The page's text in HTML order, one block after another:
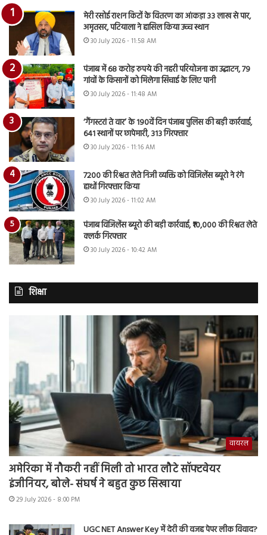
मेरी रसोई राशन किटों के वितरण का आंकड़ा 33 लाख से पार,
अमृतसर, पटियाला ने हासिल किया उच्च स्थान
30 July 2026 - 11:58 AM
पंजाब में 68 करोड़ रुपये की नहरी परियोजना का उद्घाटन, 79
गांवों के किसानों को मिलेगा सिंचाई के लिए पानी
30 July 2026 - 11:48 AM
‘गैंगस्टरां ते वार’ के 190वें दिन पंजाब पुलिस की बड़ी कार्रवाई,
641 स्थानों पर छापेमारी, 313 गिरफ्तार
30 July 2026 - 11:16 AM
7200 की रिश्वत लेते निजी व्यक्ति को विजिलेंस ब्यूरो ने रंगे
हाथों गिरफ्तार किया
30 July 2026 - 11:02 AM
पंजाब विजिलेंस ब्यूरो की बड़ी कार्रवाई, ₹10,000 की रिश्वत लेते
क्लर्क गिरफ्तार
30 July 2026 - 10:42 AM
शिक्षा
वायरल
अमेरिका में नौकरी नहीं मिली तो भारत लौटे सॉफ्टवेयर
इंजीनियर, बोले- संघर्ष ने बहुत कुछ सिखाया
29 July 2026 - 8:00 PM
UGC NET Answer Key में देरी की वजह पेपर लीक विवाद?